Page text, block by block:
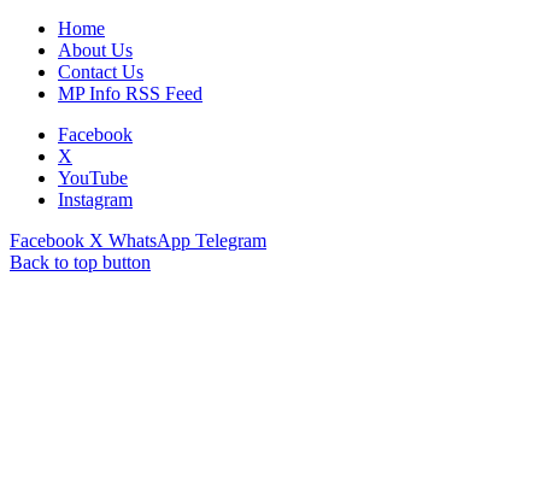
Home
About Us
Contact Us
MP Info RSS Feed
Facebook
X
YouTube
Instagram
Facebook X WhatsApp Telegram
Back to top button